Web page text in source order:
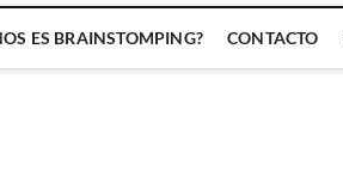
ES BRAINSTOMPING? CONTACTO